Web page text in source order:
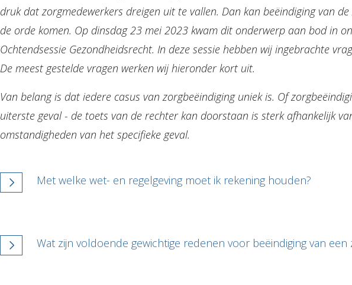
druk dat zorgmedewerkers dreigen uit te vallen. Dan kan beëindiging van
de orde komen. Op dinsdag 23 mei 2023 kwam dit onderwerp aan bod in
Ochtendsessie Gezondheidsrecht. In deze sessie hebben wij ingebrachte
De meest gestelde vragen werken wij hieronder kort uit.
Van belang is dat iedere casus van zorgbeëindiging uniek is. Of
uiterste geval - de toets van de rechter kan doorstaan is sterk afhankelijk
omstandigheden van het specifieke geval.
Met welke wet- en regelgeving moet ik rekening houden?
Wat zijn voldoende gewichtige redenen voor beëindiging van een